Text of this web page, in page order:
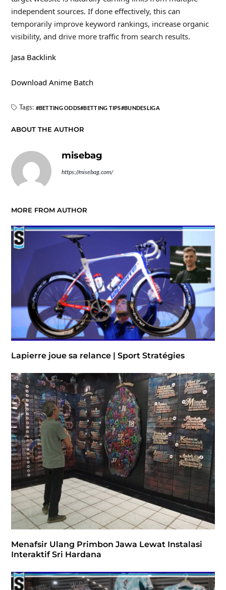
independent sources. If done effectively, this can
temporarily improve keyword rankings, increase organic
visibility, and drive more traffic from search results.
Jasa Backlink
Download Anime Batch
Tags: BETTING ODDS BETTING TIPS BUNDESLIGA
ABOUT THE AUTHOR
misebag
https://misebag.com/
MORE FROM AUTHOR
Lapierre joue sa relance | Sport Stratégies
Menafsir Ulang Primbon Jawa Lewat Instalasi
Interaktif Sri Hardana